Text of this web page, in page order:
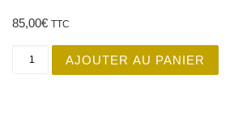
85,00€ TTC
AJOUTER AU PANIER